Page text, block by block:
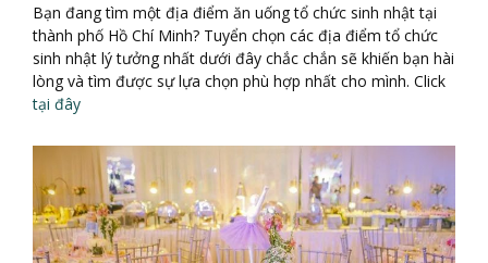
Bạn đang tìm một địa điểm ăn uống tổ chức sinh nhật tại
thành phố Hồ Chí Minh? Tuyển chọn các địa điểm tổ chức
sinh nhật lý tưởng nhất dưới đây chắc chắn sẽ khiến bạn hài
lòng và tìm được sự lựa chọn phù hợp nhất cho mình. Click
tại đây